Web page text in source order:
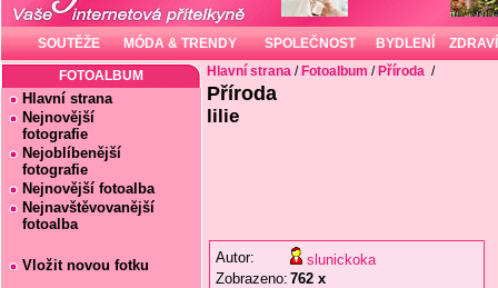
SOUTĚŽE MÓDA & TRENDY SPOLEČNOST BYDLENÍ ZDRAVÍ
FOTOALBUM
Hlavní strana
Nejnovější
fotografie
Nejoblíbenější
fotografie
Nejnovější fotoalba
Nejnavštěvovanější
fotoalba
Vložit novou fotku
Hlavní strana / Fotoalbum / Příroda /
Příroda
lilie
Autor:
slunickoka
Zobrazeno: 762 x